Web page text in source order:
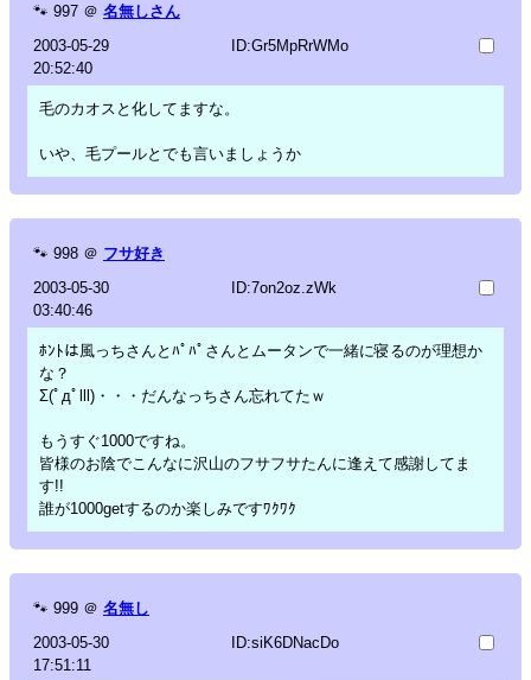
🐾 997 ＠ 名無しさん
2003-05-29
20:52:40
ID:Gr5MpRrWMo
毛のカオスと化してますな。
いや、毛プールとでも言いましょうか
🐾 998 ＠ フサ好き
2003-05-30
03:40:46
ID:7on2oz.zWk
ﾎﾝﾄは風っちさんとﾊﾟﾊﾟさんとムータンで一緒に寝るのが理想か
な？
Σ(ﾟдﾟlll)・・・だんなっちさん忘れてたｗ
もうすぐ1000ですね。
皆様のお陰でこんなに沢山のフサフサたんに逢えて感謝してま
す!!
誰が1000getするのか楽しみですﾜｸﾜｸ
🐾 999 ＠ 名無し
2003-05-30
17:51:11
ID:siK6DNacDo